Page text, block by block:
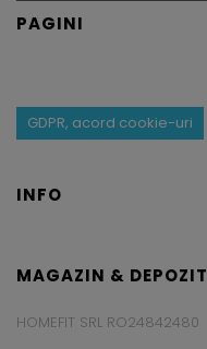
PAGINI
GDPR, acord cookie-uri
INFO
MAGAZIN & DEPOZIT
HOMEFIT SRL RO24842480